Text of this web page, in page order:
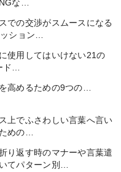
な…
での交渉がスムースになる
ション…
使用してはいけない21の
ド…
高めるための9つの…
上でふさわしい言葉へ言い
めの…
り返す時のマナーや言葉遣
てパターン別…